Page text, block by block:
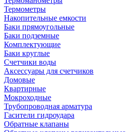
Термометры
Накопительные емкости
Баки прямоугольные
Баки подземные
Комплектующие
Баки круглые
Счетчики воды
Аксессуары для счетчиков
Домовые
Квартирные
Мокроходные
Трубопроводная арматура
Гасители гидроудара
Обратные клапаны